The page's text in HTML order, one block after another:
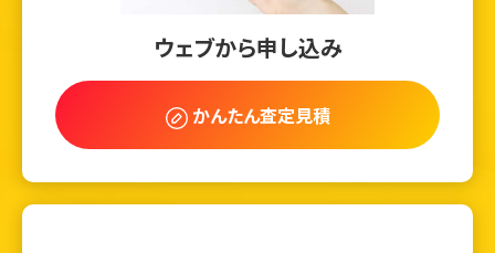
ウェブから申し込み
かんたん査定見積